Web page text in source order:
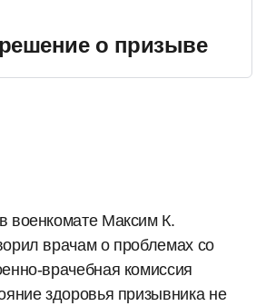
о призыве
военкомате Максим К.
врачам о проблемах со
врачебная комиссия
здоровья призывника не